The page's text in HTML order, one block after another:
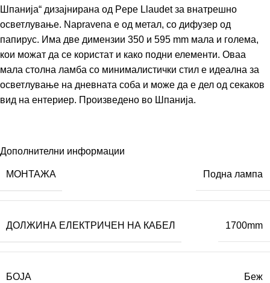
Шпанија“ дизајнирана од Pepe Llaudetза внатрешно
осветлување. Napravena е од метал, со дифузер од
папирус. Има две димензии 350 и 595 mm мала и голема,
кои можат да се користат и како подни елементи. Оваа
мала столна ламба со минималистички стил е идеална за
осветлување на дневната соба и може да е дел од секаков
вид на ентериер. Произведено во Шпанија.
Дополнителни информации
МОНТАЖА Подна лампа
ДОЛЖИНА ЕЛЕКТРИЧЕН НА КАБЕЛ 1700mm
БОЈА Беж